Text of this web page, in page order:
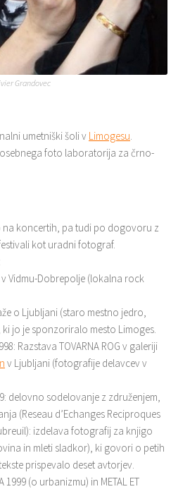
Grandovec
umetniški šoli v Limogesu.
foto laboratorija za črno-
na koncertih, pa tudi po dogovoru z
kot uradni fotograf.
v Vidmu-Dobrepolje (lokalna rock
o Ljubljani (staro mestno jedro,
jo je sponzoriralo mesto Limoges.
Razstava TOVARNA ROG v galeriji
v Ljubljani (fotografije delavcev v
delovno sodelovanje z združenjem,
(Reseau d’Echanges Reciproques
izdelava fotografij za knjigo
in mleti sladkor), ki govori o petih
prispevalo deset avtorjev.
1999 (o urbanizmu) in METAL ET